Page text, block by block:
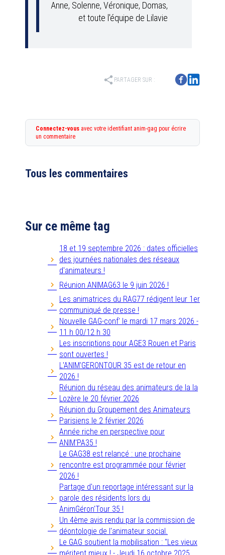
Anne, Solenne, Véronique, Domas,
et toute l'équipe de Lilavie
share PARTAGER SUR :
Connectez-vous avec votre identifiant anim-gag pour écrire
un commentaire
Tous les commentaires
Sur ce même tag
18 et 19 septembre 2026 : dates officielles
des journées nationales des réseaux
d'animateurs !
Réunion ANIMAG63 le 9 juin 2026 !
Les animatrices du RAG77 rédigent leur 1er
communiqué de presse !
Nouvelle GAG-conf' le mardi 17 mars 2026 -
11 h 00/12 h 30
Les inscriptions pour AGE3 Rouen et Paris
sont ouvertes !
L'ANIM'GERONTOUR 35 est de retour en
2026 !
Réunion du réseau des animateurs de la la
Lozère le 20 février 2026
Réunion du Groupement des Animateurs
Parisiens le 2 février 2026
Année riche en perspective pour
ANIM'PA35 !
Le GAG38 est relancé : une prochaine
rencontre est programmée pour février
2026 !
Partage d'un reportage intéressant sur la
parole des résidents lors du
AnimGéron'Tour 35 !
Un 4ème avis rendu par la commission de
déontologie de l'animateur social.
Le GAG soutient la mobilisation : "Les vieux